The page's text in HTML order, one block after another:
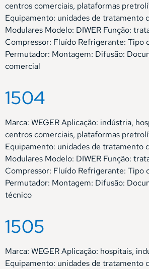
centros comerciais, plataformas
Equipamento: unidades de tratamento
Modulares Modelo: DIWER Função:
Compressor: Fluído Refrigerante: Tipo
Permutador: Montagem: Difusão:
comercial
1504
Marca: WEGER Aplicação: indústria,
centros comerciais, plataformas
Equipamento: unidades de tratamento
Modulares Modelo: DIWER Função:
Compressor: Fluído Refrigerante: Tipo
Permutador: Montagem: Difusão:
técnico
1505
Marca: WEGER Aplicação: hospitais,
Equipamento: unidades de tratamento